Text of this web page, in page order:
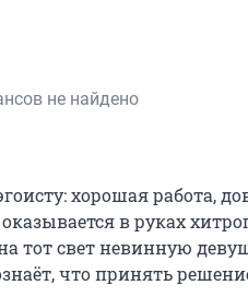
не найдено
хорошая работа,
в руках
тот свет невинную
что принять